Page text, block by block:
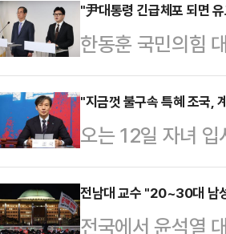
보다 더 윤 대통령
다. 이걸 막기 위
끌던 여당이 유리
골들을 보고, 그
그의 자멸적 아집
"尹대통령 긴급체포 되면
한동훈 국민의힘
으로 당정이 윤석
하면서 위헌 논란
있는 경찰 국가수
대통령도 긴급체
에서는 "당장 2차
"지금껏 불구속 특혜 조국,
오는 12일 자녀
비상계엄 사태 수
선 사태 수습을 위
전남대 교수 "20~30대 남
전국에서 윤석열